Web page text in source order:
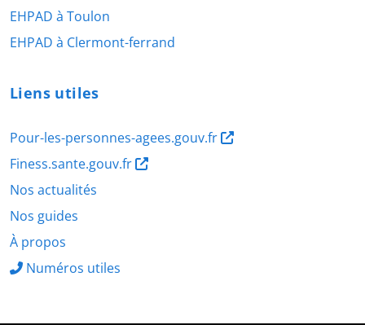
EHPAD à Toulon
EHPAD à Clermont-ferrand
Liens utiles
Pour-les-personnes-agees.gouv.fr
Finess.sante.gouv.fr
Nos actualités
Nos guides
À propos
Numéros utiles